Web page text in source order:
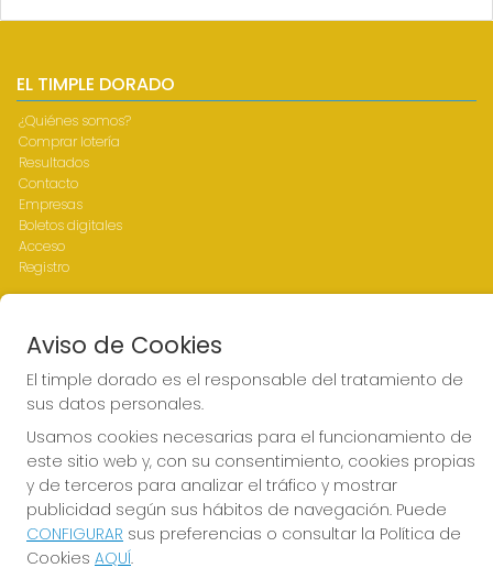
EL TIMPLE DORADO
¿Quiénes somos?
Comprar lotería
Resultados
Contacto
Empresas
Boletos digitales
Acceso
Registro
CONTACTO
ADMINISTRACION DE LOTERIAS Nº1-LAS PALMAS - Receptor
Oficial 43700
928317168
web@eltimpledorado.com
Calle Mendizábal 1 - Local 11, Las Palmas de Gran Canaria
Aviso de Cookies
El timple dorado es el responsable del tratamiento de
sus datos personales.
Usamos cookies necesarias para el funcionamiento de
este sitio web y, con su consentimiento, cookies propias
y de terceros para analizar el tráfico y mostrar
publicidad según sus hábitos de navegación. Puede
CONFIGURAR sus preferencias o consultar la Política de
Cookies AQUÍ.